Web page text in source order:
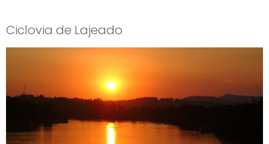
Ciclovia de Lajeado